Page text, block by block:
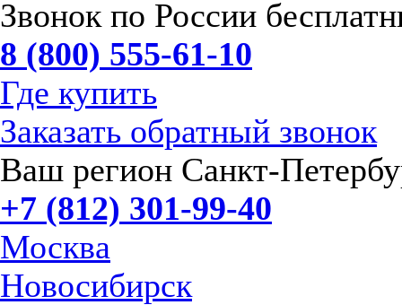
Звонок по России
8 (800) 555-61-10
Где купить
Заказать обратный звонок
Ваш регион Санкт-
+7 (812) 301-99-40
Москва
Новосибирск